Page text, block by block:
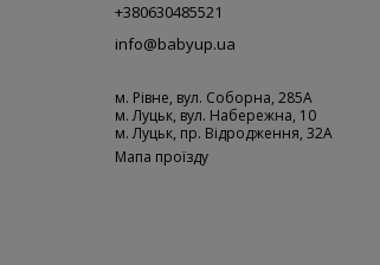
+380630485521
info@babyup.ua
м. Рівне, вул. Соборна, 285А
м. Луцьк, вул. Набережна, 10
м. Луцьк, пр. Відродження, 32А
Мапа проїзду